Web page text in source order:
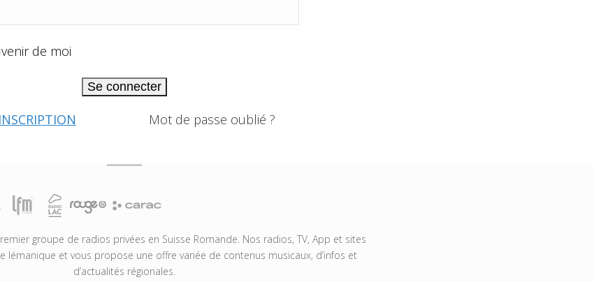
de moi
Se connecter
INSCRIPTION Mot de passe oublié ?
groupe de radios privées en Suisse Romande. Nos radios, TV, App et sites
lémanique et vous propose une offre variée de contenus musicaux, d’infos et
d’actualités régionales.